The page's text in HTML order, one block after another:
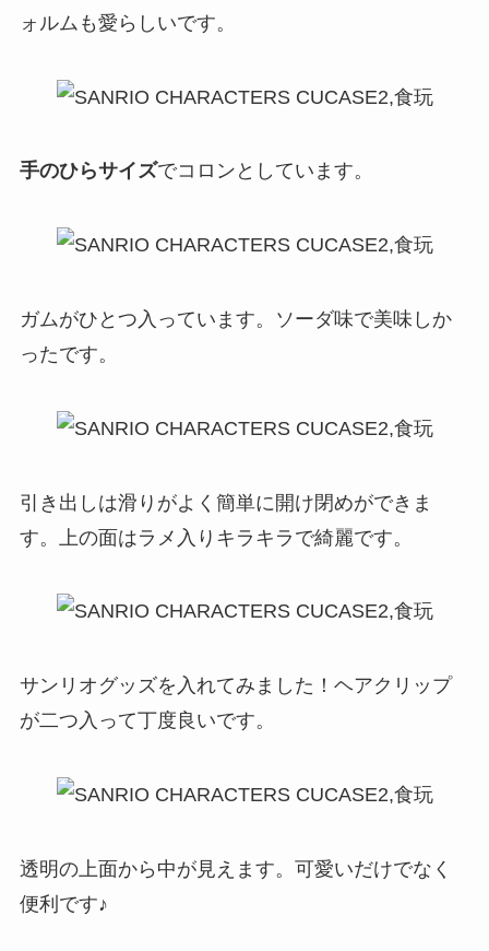
ォルムも愛らしいです。
手のひらサイズでコロンとしています。
ガムがひとつ入っています。ソーダ味で美味しか
ったです。
引き出しは滑りがよく簡単に開け閉めができま
す。上の面はラメ入りキラキラで綺麗です。
サンリオグッズを入れてみました！ヘアクリップ
が二つ入って丁度良いです。
透明の上面から中が見えます。可愛いだけでなく
便利です♪